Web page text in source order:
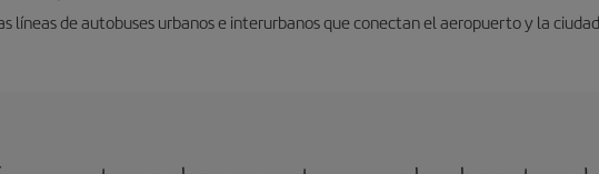
líneas de autobuses urbanos e interurbanos que conectan el aeropuerto y la